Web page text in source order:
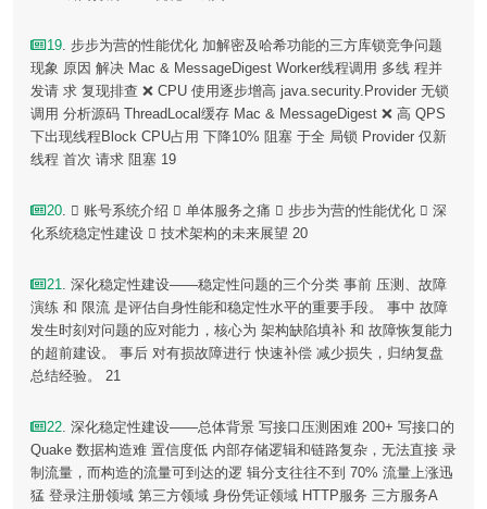
19. 步步为营的性能优化 加解密及哈希功能的三方库锁竞争问题
现象 原因 解决 Mac & MessageDigest Worker线程调用 多线 程并
发请 求 复现排查 ❌ CPU 使用逐步增高 java.security.Provider 无锁
调用 分析源码 ThreadLocal缓存 Mac & MessageDigest ❌ 高 QPS
下出现线程Block CPU占用 下降10% 阻塞 于全 局锁 Provider 仅新
线程 首次 请求 阻塞 19
20.  账号系统介绍  单体服务之痛  步步为营的性能优化  深
化系统稳定性建设  技术架构的未来展望 20
21. 深化稳定性建设——稳定性问题的三个分类 事前 压测、故障
演练 和 限流 是评估自身性能和稳定性水平的重要手段。 事中 故障
发生时刻对问题的应对能力，核心为 架构缺陷填补 和 故障恢复能力
的超前建设。 事后 对有损故障进行 快速补偿 减少损失，归纳复盘
总结经验。 21
22. 深化稳定性建设——总体背景 写接口压测困难 200+ 写接口的
Quake 数据构造难 置信度低 内部存储逻辑和链路复杂，无法直接 录
制流量，而构造的流量可到达的逻 辑分支往往不到 70% 流量上涨迅
猛 登录注册领域 第三方领域 身份凭证领域 HTTP服务 三方服务A